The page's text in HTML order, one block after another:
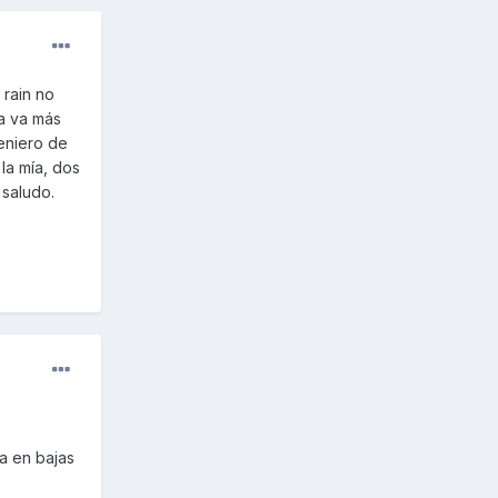
no
va más
de
mía, dos
en bajas